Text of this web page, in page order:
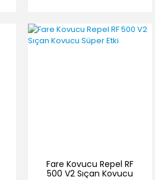
Fare Kovucu Repel RF
500 V2 Sıçan Kovucu